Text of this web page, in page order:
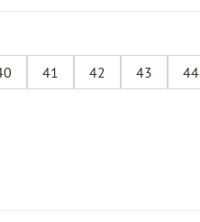
41 42 43 44